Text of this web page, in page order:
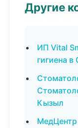
Другие
ИП Vital
гигиена
Кызыл